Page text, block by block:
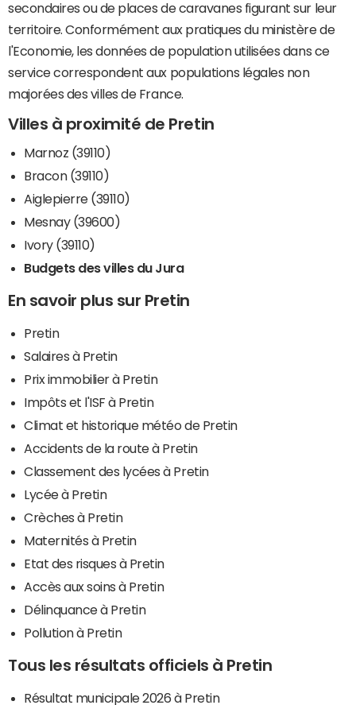
secondaires ou de places de caravanes figurant sur leur
territoire. Conformément aux pratiques du ministère de
l'Economie, les données de population utilisées dans ce
service correspondent aux populations légales non
majorées des villes de France.
Villes à proximité de Pretin
Marnoz (39110)
Bracon (39110)
Aiglepierre (39110)
Mesnay (39600)
Ivory (39110)
Budgets des villes du Jura
En savoir plus sur Pretin
Pretin
Salaires à Pretin
Prix immobilier à Pretin
Impôts et l'ISF à Pretin
Climat et historique météo de Pretin
Accidents de la route à Pretin
Classement des lycées à Pretin
Lycée à Pretin
Crèches à Pretin
Maternités à Pretin
Etat des risques à Pretin
Accès aux soins à Pretin
Délinquance à Pretin
Pollution à Pretin
Tous les résultats officiels à Pretin
Résultat municipale 2026 à Pretin